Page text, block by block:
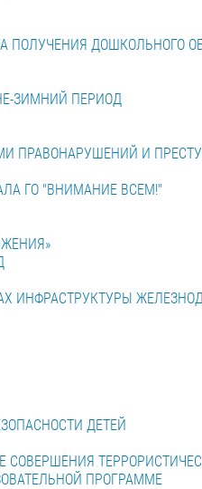
ПОЛУЧЕНИЯ ДОШКОЛЬНОГО
ЗИМНИЙ ПЕРИОД
ПРАВОНАРУШЕНИЙ И
ГО "ВНИМАНИЕ ВСЕМ!"
ИНФРАСТРУКТУРЫ
ДЕТЕЙ
ПРОГРАММЕ